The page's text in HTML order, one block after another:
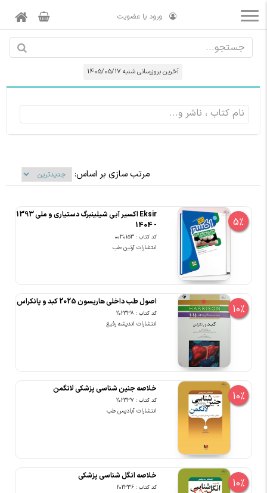
ورود یا عضویت
آخرین بروزرسانی شنبه 1405/05/17
مرتب سازی بر اساس:
5%
Eksir اکسیر آبی شیلینبرگ دستیاری و ملی 1393
- 1404
کد کتاب : 0030153
انتشارات آرتین طب
10%
اصول طب داخلی هاریسون 2025 کبد و پانکراس
کد کتاب : 202338
انتشارات اندیشه رفیع
10%
خلاصه جنین شناسی پزشکی لانگمن
کد کتاب : 202337
انتشارات آبادیس طب
10%
خلاصه انگل شناسی پزشکی
کد کتاب : 202336